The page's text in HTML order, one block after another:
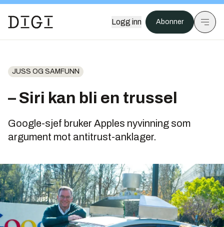
Logg inn Abonner
JUSS OG SAMFUNN
– Siri kan bli en trussel
Google-sjef bruker Apples nyvinning som
argument mot antitrust-anklager.